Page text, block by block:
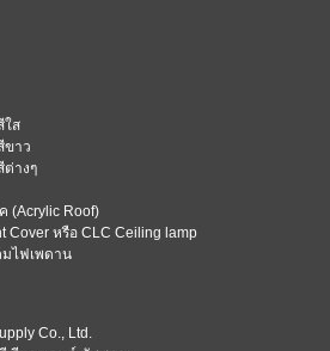
ใส
ขาว
ต่างๆ
(Acrylic Roof)
Cover หรือ CLC Ceiling lamp
มไฟเพดาน
Co., Ltd.